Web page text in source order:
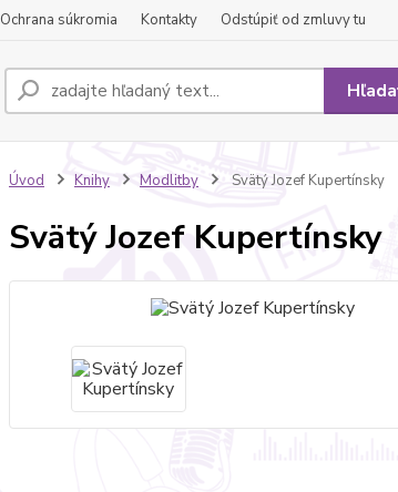
Ochrana súkromia Kontakty Odstúpiť od zmluvy tu
Úvod Knihy Modlitby Svätý Jozef Kupertínsky
Svätý Jozef Kupertínsky